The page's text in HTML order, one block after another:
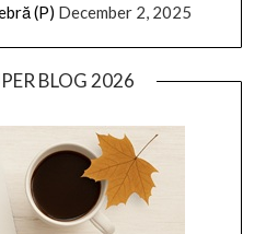
(P) December 2, 2025
BLOG 2026